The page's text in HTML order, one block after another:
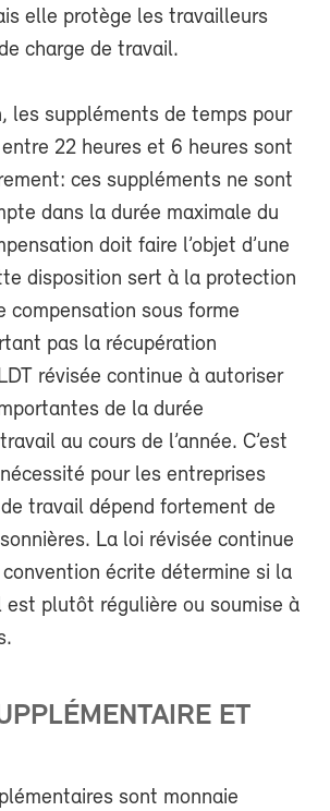
elle protège les travailleurs
charge de travail.
les suppléments de temps pour
22 heures et 6 heures sont
ces suppléments ne sont
dans la durée maximale du
doit faire l’objet d’une
disposition sert à la protection
compensation sous forme
pas la récupération
révisée continue à autoriser
de la durée
au cours de l’année. C’est
pour les entreprises
travail dépend fortement de
La loi révisée continue
convention écrite détermine si la
est plutôt régulière ou soumise à
ET
sont monnaie